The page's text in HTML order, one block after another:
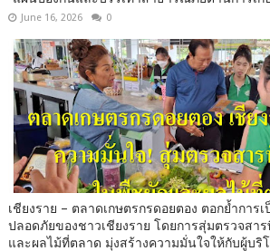
June 16, 2026 0
เชียงราย – ตลาดเกษตรกรดอยตอง ตอกย้ำการ
ปลอดภัยของชาวเชียงราย โดยการสุ่มตรวจสา
และผลไม้ที่ตลาด มุ่งสร้างความมั่นใจให้กับผู้บริ